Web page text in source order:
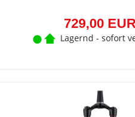
729,00
Lagernd - sofort